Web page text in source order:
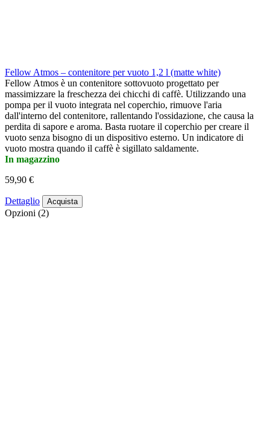
Fellow Atmos – contenitore per vuoto 1,2 l (matte white)
Fellow Atmos è un contenitore sottovuoto progettato per
massimizzare la freschezza dei chicchi di caffè. Utilizzando una
pompa per il vuoto integrata nel coperchio, rimuove l'aria
dall'interno del contenitore, rallentando l'ossidazione, che causa la
perdita di sapore e aroma. Basta ruotare il coperchio per creare il
vuoto senza bisogno di un dispositivo esterno. Un indicatore di
vuoto mostra quando il caffè è sigillato saldamente.
In magazzino
59,90 €
Dettaglio Acquista
Opzioni (2)